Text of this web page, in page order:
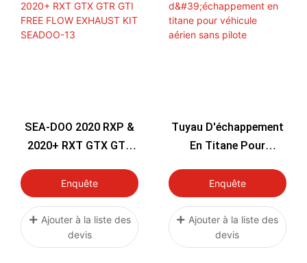
SEA-DOO 2020 RXP &
2020+ RXT GTX GTR
EXHAUST KIT
SEADOO-13
Enquête
Ajouter à la liste des
devis
Tuyau D'échappement
En Titane Pour
Pilote
Enquête
Ajouter à la liste des
devis